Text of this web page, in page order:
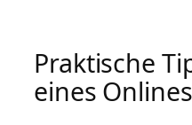
Praktische
eines